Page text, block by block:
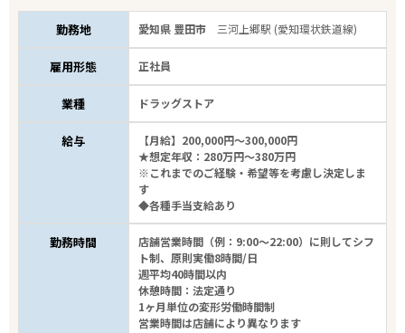
勤務地 愛知県 豊田市 三河上郷駅 (愛知環状鉄道線)
雇用形態 正社員
業種 ドラッグストア
給与
【月給】200,000円～300,000円
★想定年収：280万円～380万円
※これまでのご経験・希望等を考慮し決定しま
す
◆各種手当支給あり
勤務時間
店舗営業時間（例：9:00～22:00）に則してシフ
ト制、原則実働8時間/日
週平均40時間以内
休憩時間：法定通り
1ヶ月単位の変形労働時間制
営業時間は店舗により異なります